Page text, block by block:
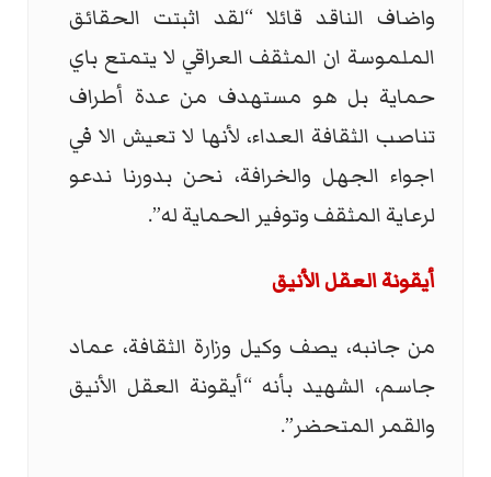
واضاف الناقد قائلا “لقد اثبتت الحقائق
الملموسة ان المثقف العراقي لا يتمتع باي
حماية بل هو مستهدف من عدة أطراف
تناصب الثقافة العداء، لأنها لا تعيش الا في
اجواء الجهل والخرافة، نحن بدورنا ندعو
لرعاية المثقف وتوفير الحماية له”.
أيقونة العقل الأنيق
من جانبه، يصف وكيل وزارة الثقافة، عماد
جاسم، الشهيد بأنه “أيقونة العقل الأنيق
والقمر المتحضر”.